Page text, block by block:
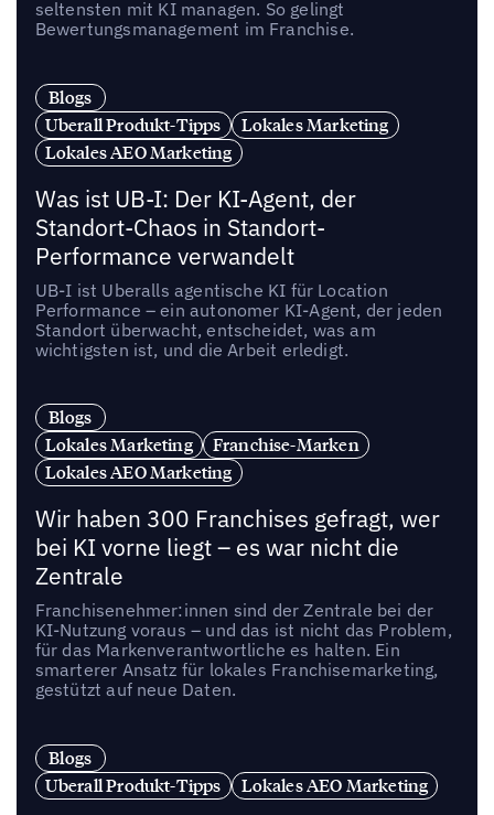
seltensten mit KI managen. So gelingt
Bewertungsmanagement im Franchise.
Blogs
Uberall Produkt-Tipps
Lokales Marketing
Lokales AEO Marketing
Was ist UB-I: Der KI-Agent, der
Standort-Chaos in Standort-
Performance verwandelt
UB-I ist Uberalls agentische KI für Location
Performance – ein autonomer KI-Agent, der jeden
Standort überwacht, entscheidet, was am
wichtigsten ist, und die Arbeit erledigt.
Blogs
Lokales Marketing
Franchise-Marken
Lokales AEO Marketing
Wir haben 300 Franchises gefragt, wer
bei KI vorne liegt – es war nicht die
Zentrale
Franchisenehmer:innen sind der Zentrale bei der
KI-Nutzung voraus – und das ist nicht das Problem,
für das Markenverantwortliche es halten. Ein
smarterer Ansatz für lokales Franchisemarketing,
gestützt auf neue Daten.
Blogs
Uberall Produkt-Tipps
Lokales AEO Marketing